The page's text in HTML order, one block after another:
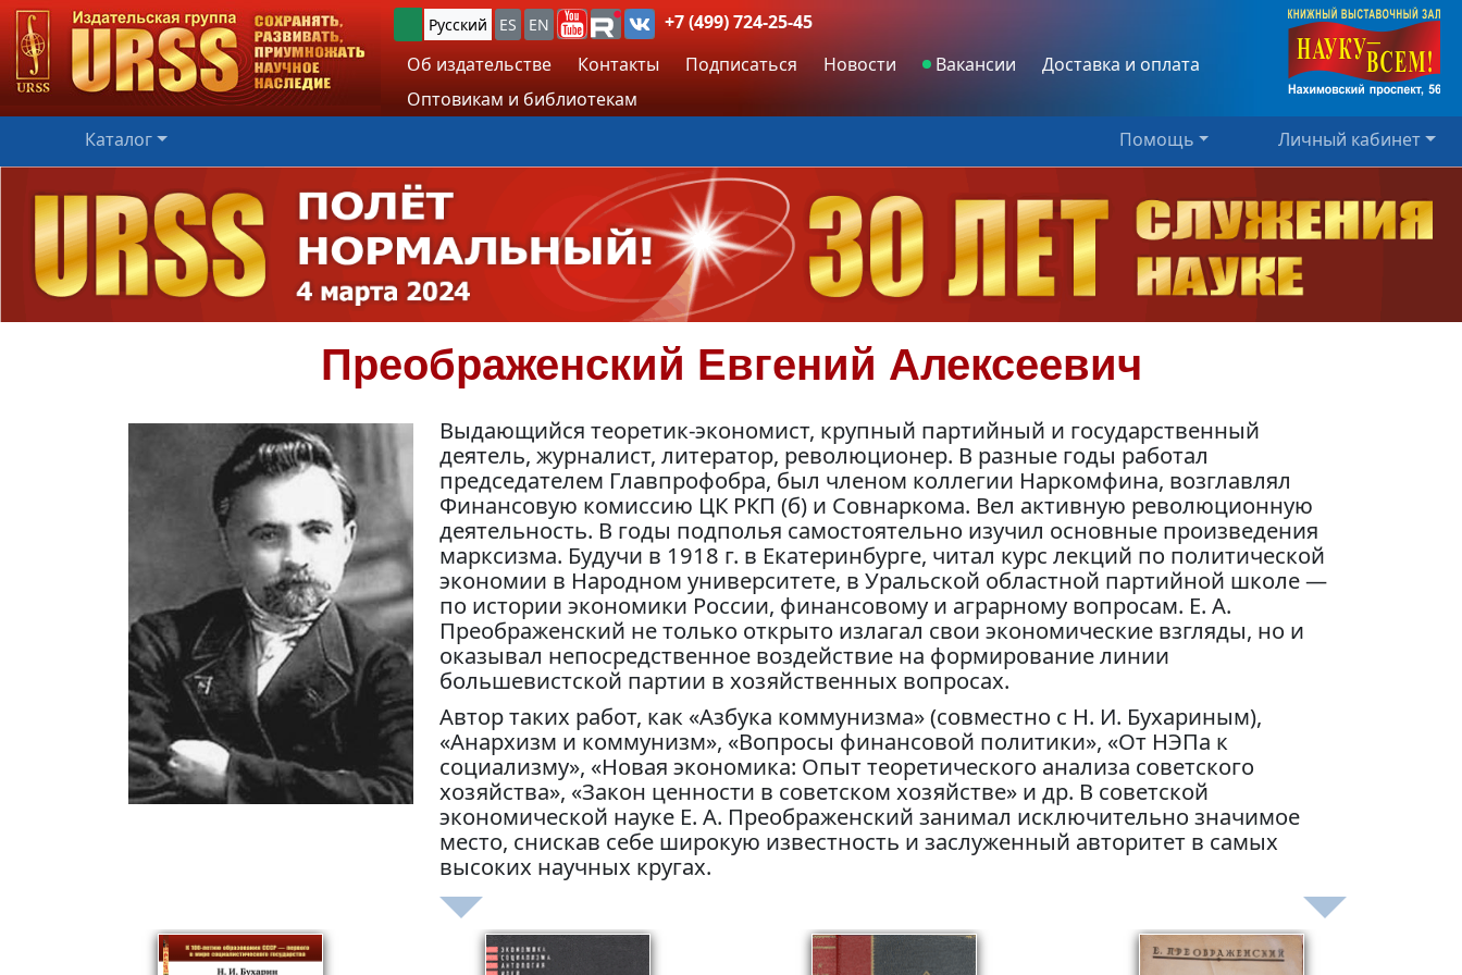
Русский ES EN
+7 (499) 724-25-45
Об издательстве
Контакты Подписаться Новости Вакансии
Доставка и оплата
Оптовикам и библиотекам
Каталог
Помощь Личный кабинет
Преображенский Евгений Алексеевич
Выдающийся теоретик-экономист, крупный партийный и государственный
деятель, журналист, литератор, революционер. В разные годы работал
председателем Главпрофобра, был членом коллегии Наркомфина, возглавлял
Финансовую комиссию ЦК РКП (б) и Совнаркома. Вел активную революционную
деятельность. В годы подполья самостоятельно изучил основные произведения
марксизма. Будучи в 1918 г. в Екатеринбурге, читал курс лекций по политической
экономии в Народном уни­верситете, в Уральской областной партийной школе —
по истории экономики России, финансовому и аграрному вопросам. Е. А.
Преображенский не только открыто излагал свои экономические взгляды, но и
оказывал непосредственное воздействие на формирование линии
большевистской партии в хо­зяйственных вопросах.
Автор таких работ, как «Азбука коммунизма» (совместно с Н. И. Бухариным),
«Анархизм и коммунизм», «Вопросы финансовой политики», «От НЭПа к
социализму», «Новая экономика: Опыт теоретического анализа советского
хозяйства», «Закон ценности в советском хозяйстве» и др. В советской
экономической науке Е. А. Преображенский занимал исключительно значимое
место, снискав себе широкую известность и заслуженный авторитет в самых
высоких научных кругах.